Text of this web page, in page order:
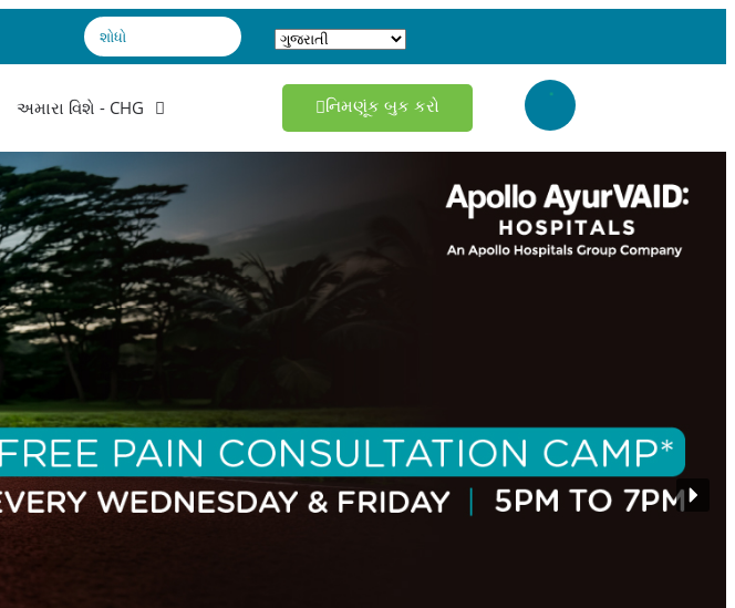
શોધો
અમારા વિશે - CHG નિમણૂંક બુક કરો